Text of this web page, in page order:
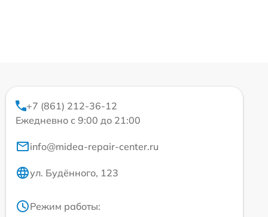
+7 (861) 212-36-12
Ежедневно с 9:00 до 21:00
info@midea-repair-center.ru
ул. Будённого, 123
Режим работы: